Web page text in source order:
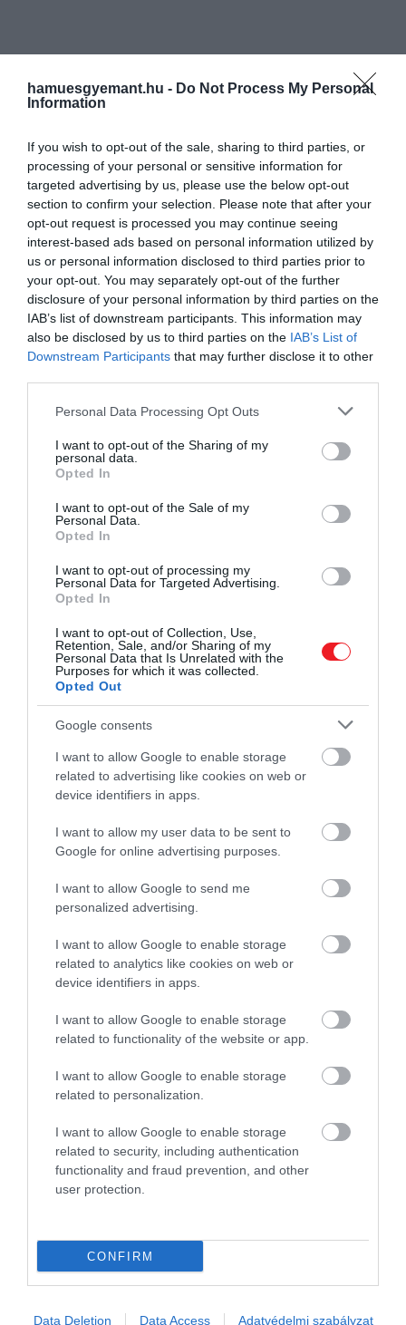
hamuesgyemant.hu - Do Not Process My Personal
Information
If you wish to opt-out of the sale, sharing to third parties, or
processing of your personal or sensitive information for
targeted advertising by us, please use the below opt-out
section to confirm your selection. Please note that after your
opt-out request is processed you may continue seeing
interest-based ads based on personal information utilized by
us or personal information disclosed to third parties prior to
your opt-out. You may separately opt-out of the further
disclosure of your personal information by third parties on the
IAB’s list of downstream participants. This information may
also be disclosed by us to third parties on the IAB’s List of
Downstream Participants that may further disclose it to other
Please note that this website/app uses one or more Google
not limited to your visit or usage behaviour. You may click to
grant or deny consent to Google and its third-party tags to
use your data for below specified purposes in below Google
consent section.
Personal Data Processing Opt Outs
I want to opt-out of the Sharing of my
personal data.
Opted In
I want to opt-out of the Sale of my
Personal Data.
Opted In
I want to opt-out of processing my
Personal Data for Targeted Advertising.
Opted In
I want to opt-out of Collection, Use,
Retention, Sale, and/or Sharing of my
Personal Data that Is Unrelated with the
Purposes for which it was collected.
Opted Out
Google consents
I want to allow Google to enable storage
related to advertising like cookies on web or
device identifiers in apps.
I want to allow my user data to be sent to
Google for online advertising purposes.
I want to allow Google to send me
personalized advertising.
I want to allow Google to enable storage
related to analytics like cookies on web or
device identifiers in apps.
I want to allow Google to enable storage
related to functionality of the website or app.
I want to allow Google to enable storage
related to personalization.
I want to allow Google to enable storage
related to security, including authentication
functionality and fraud prevention, and other
user protection.
CONFIRM
Data Deletion Data Access Adatvédelmi szabályzat
KItépett papírfecnin leltek rá József Attila
A kanász című versének eddig ismeretlen
kéziratára. A különleges, 1932-es irodalmi
emlékre a Központi Antikvárium
budapesti árverésén akárki licitálhat
június ötödikén.
2024. MÁJUS 17. ● HAMU ÉS GYÉMÁNT
Titokzatos József Attila-
kéziratra bukkantak,
tízmilliókért…
HAMU ÉS GYÉMÁNT